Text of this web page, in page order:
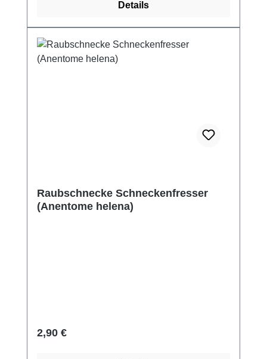
Details
Raubschnecke Schneckenfresser
(Anentome helena)
Regulärer Preis:
2,90 €